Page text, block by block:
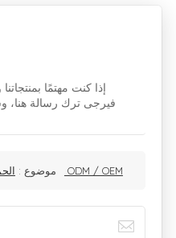
إذا كنت مهتمًا
فيرجى ترك رسالة هنا،
موضوع : الحمام بين بلاط الجدران السيراميك ODM / OEM